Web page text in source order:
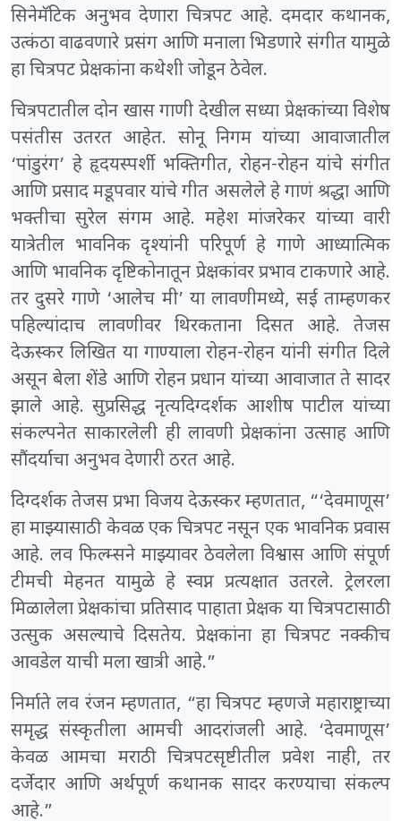
सिनेमॅटिक अनुभव देणारा चित्रपट आहे. दमदार कथानक,
उत्कंठा वाढवणारे प्रसंग आणि मनाला भिडणारे संगीत यामुळे
हा चित्रपट प्रेक्षकांना कथेशी जोडून ठेवेल.
चित्रपटातील दोन खास गाणी देखील सध्या प्रेक्षकांच्या विशेष
पसंतीस उतरत आहेत. सोनू निगम यांच्या आवाजातील
‘पांडुरंग’ हे हृदयस्पर्शी भक्तिगीत, रोहन-रोहन यांचे संगीत
आणि प्रसाद मडूपवार यांचे गीत असलेले हे गाणं श्रद्धा आणि
भक्तीचा सुरेल संगम आहे. महेश मांजरेकर यांच्या वारी
यात्रेतील भावनिक दृश्यांनी परिपूर्ण हे गाणे आध्यात्मिक
आणि भावनिक दृष्टिकोनातून प्रेक्षकांवर प्रभाव टाकणारे आहे.
तर दुसरे गाणे ‘आलेच मी’ या लावणीमध्ये, सई ताम्हणकर
पहिल्यांदाच लावणीवर थिरकताना दिसत आहे. तेजस
देऊस्कर लिखित या गाण्याला रोहन-रोहन यांनी संगीत दिले
असून बेला शेंडे आणि रोहन प्रधान यांच्या आवाजात ते सादर
झाले आहे. सुप्रसिद्ध नृत्यदिग्दर्शक आशीष पाटील यांच्या
संकल्पनेत साकारलेली ही लावणी प्रेक्षकांना उत्साह आणि
सौंदर्याचा अनुभव देणारी ठरत आहे.
दिग्दर्शक तेजस प्रभा विजय देऊस्कर म्हणतात, “‘देवमाणूस’
हा माझ्यासाठी केवळ एक चित्रपट नसून एक भावनिक प्रवास
आहे. लव फिल्म्सने माझ्यावर ठेवलेला विश्वास आणि संपूर्ण
टीमची मेहनत यामुळे हे स्वप्न प्रत्यक्षात उतरले. ट्रेलरला
मिळालेला प्रेक्षकांचा प्रतिसाद पाहाता प्रेक्षक या चित्रपटासाठी
उत्सुक असल्याचे दिसतेय. प्रेक्षकांना हा चित्रपट नक्कीच
आवडेल याची मला खात्री आहे.”
निर्माते लव रंजन म्हणतात, “हा चित्रपट म्हणजे महाराष्ट्राच्या
समृद्ध संस्कृतीला आमची आदरांजली आहे. ‘देवमाणूस’
केवळ आमचा मराठी चित्रपटसृष्टीतील प्रवेश नाही, तर
दर्जेदार आणि अर्थपूर्ण कथानक सादर करण्याचा संकल्प
आहे.”